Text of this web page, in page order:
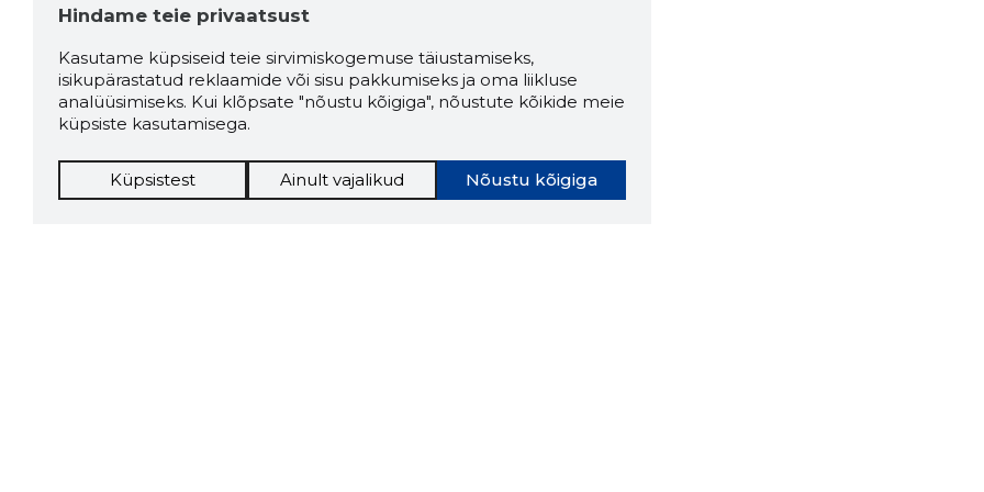
Hindame teie privaatsust
Kasutame küpsiseid teie sirvimiskogemuse täiustamiseks,
isikupärastatud reklaamide või sisu pakkumiseks ja oma liikluse
analüüsimiseks. Kui klõpsate "nõustu kõigiga", nõustute kõikide meie
küpsiste kasutamisega.
Nõustu kõigiga
Küpsistest Ainult vajalikud